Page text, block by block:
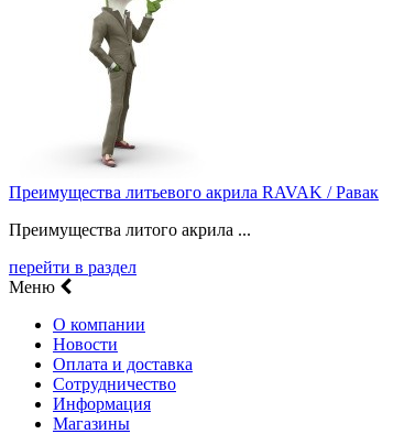
Преимущества литьевого акрила RAVAK / Равак
Преимущества литого акрила ...
перейти в раздел
Меню
О компании
Новости
Оплата и доставка
Сотрудничество
Информация
Магазины